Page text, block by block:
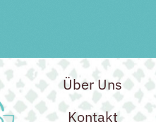
Über Uns
Kontakt